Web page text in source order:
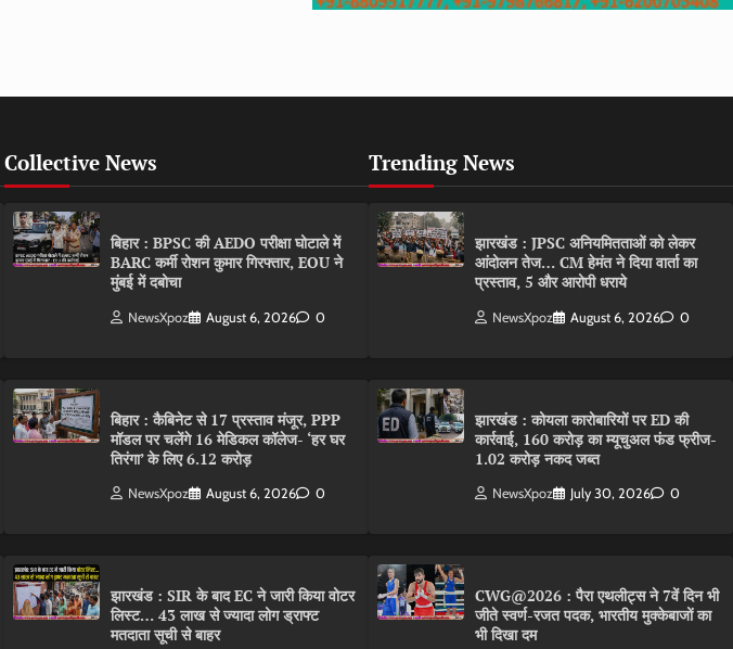
Collective News
बिहार : BPSC की AEDO परीक्षा घोटाले में
BARC कर्मी रोशन कुमार गिरफ्तार, EOU ने
मुंबई में दबोचा
NewsXpoz August 6, 2026 0
बिहार : कैबिनेट से 17 प्रस्ताव मंजूर, PPP
मॉडल पर चलेंगे 16 मेडिकल कॉलेज- ‘हर घर
तिरंगा’ के लिए 6.12 करोड़
NewsXpoz August 6, 2026 0
झारखंड : SIR के बाद EC ने जारी किया वोटर
लिस्ट… 43 लाख से ज्यादा लोग ड्राफ्ट
मतदाता सूची से बाहर
Trending News
झारखंड : JPSC अनियमितताओं को लेकर
आंदोलन तेज… CM हेमंत ने दिया वार्ता का
प्रस्ताव, 5 और आरोपी धराये
NewsXpoz August 6, 2026 0
झारखंड : कोयला कारोबारियों पर ED की
कार्रवाई, 160 करोड़ का म्यूचुअल फंड फ्रीज-
1.02 करोड़ नकद जब्त
NewsXpoz July 30, 2026 0
CWG@2026 : पैरा एथलीट्स ने 7वें दिन भी
जीते स्वर्ण-रजत पदक, भारतीय मुक्केबाजों का
भी दिखा दम